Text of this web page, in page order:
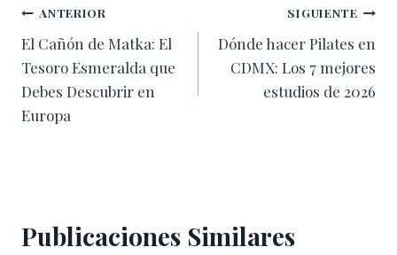
Navegación
de
entradas
ANTERIOR
El Cañón de Matka: El
Tesoro Esmeralda que
Debes Descubrir en
Europa
SIGUIENTE
Dónde hacer Pilates en
CDMX: Los 7 mejores
estudios de 2026
Publicaciones Similares